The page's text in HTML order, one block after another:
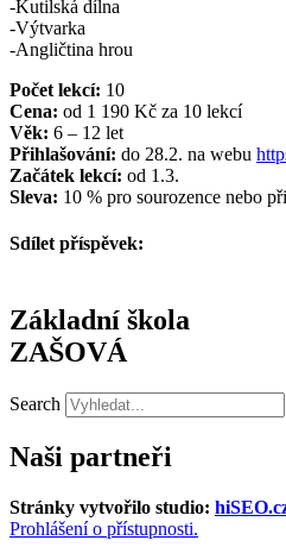
-Kutilská dílna
-Výtvarka
-Angličtina hrou
Počet lekcí: 10
Cena: od 1 190 Kč za 10 lekcí
Věk: 6 – 12 let
Přihlašování: do 28.2. na webu
Začátek lekcí: od 1.3.
Sleva: 10 % pro sourozence nebo
Sdílet příspěvek:
Základní škola
ZAŠOVÁ
Search
Naši partneři
Stránky vytvořilo studio:
Prohlášení o přístupnosti.